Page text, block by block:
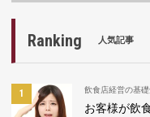
Ranking 人気記事
飲食店経営の基礎
お客様が飲